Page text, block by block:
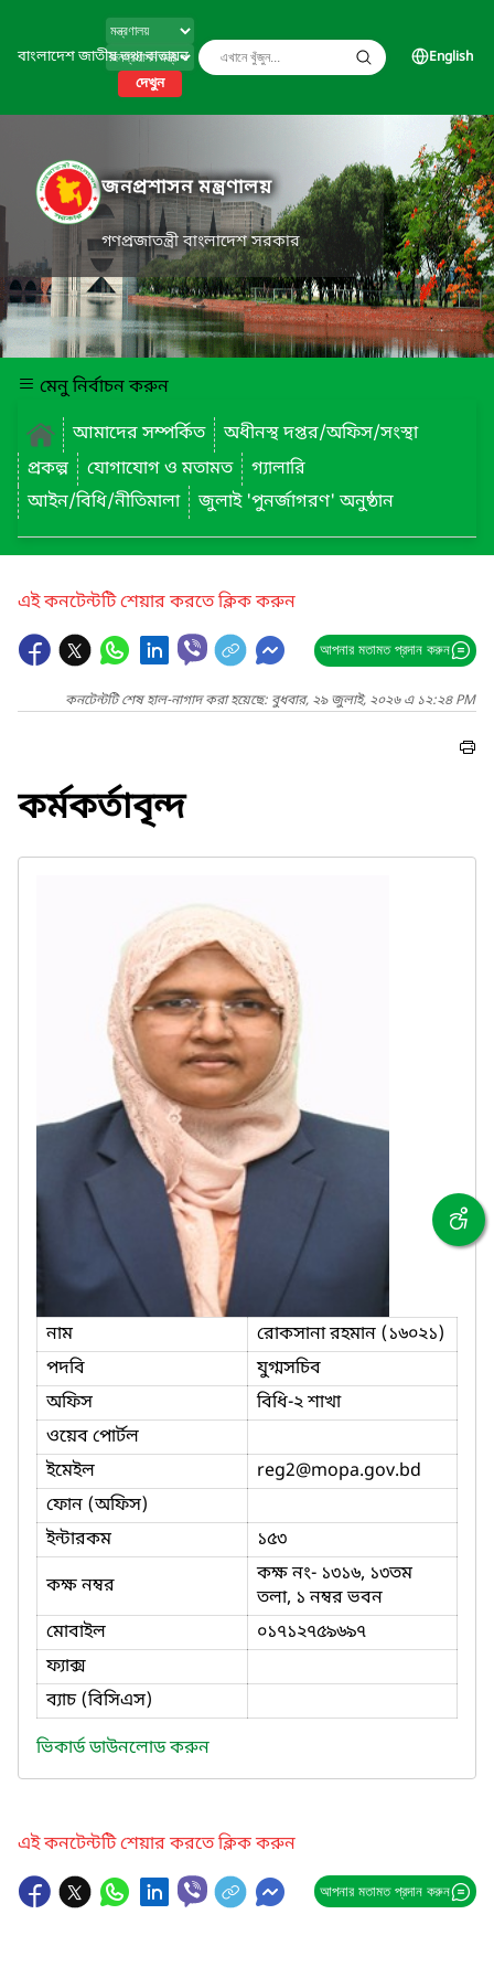
বাংলাদেশ জাতীয় তথ্য বাতায়ন
দেখুন
English
জনপ্রশাসন মন্ত্রণালয়
গণপ্রজাতন্ত্রী বাংলাদেশ সরকার
মেনু নির্বাচন করুন
আমাদের সম্পর্কিত
অধীনস্থ দপ্তর/অফিস/সংস্থা
প্রকল্প
যোগাযোগ ও মতামত
গ্যালারি
আইন/বিধি/নীতিমালা
জুলাই 'পুনর্জাগরণ' অনুষ্ঠান
এই কনটেন্টটি শেয়ার করতে ক্লিক করুন
আপনার মতামত প্রদান করুন
কনটেন্টটি শেষ হাল-নাগাদ করা হয়েছে: বুধবার, ২৯ জুলাই, ২০২৬ এ ১২:২৪ PM
কর্মকর্তাবৃন্দ
নাম
রোকসানা রহমান (১৬০২১)
পদবি
যুগ্মসচিব
অফিস
বিধি-২ শাখা
ওয়েব পোর্টল
ইমেইল
reg2@mopa.gov.bd
ফোন (অফিস)
ইন্টারকম
১৫৩
কক্ষ নম্বর
কক্ষ নং- ১৩১৬, ১৩তম
তলা, ১ নম্বর ভবন
মোবাইল
০১৭১২৭৫৯৬৯৭
ফ্যাক্স
ব্যাচ (বিসিএস)
ভিকার্ড ডাউনলোড করুন
এই কনটেন্টটি শেয়ার করতে ক্লিক করুন
আপনার মতামত প্রদান করুন